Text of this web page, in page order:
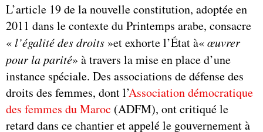
L’article 19 de la nouvelle constitution, adoptée en
2011 dans le contexte du Printemps arabe, consacre
«l’égalité des droits »et exhorte l’État à«œuvrer
pour la parité» à travers la mise en place d’une
instance spéciale. Des associations de défense des
droits des femmes, dont l’Association démocratique
des femmes du Maroc (ADFM), ont critiqué le
retard dans ce chantier et appelé le gouvernement à